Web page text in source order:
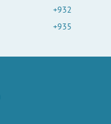
+932
+935